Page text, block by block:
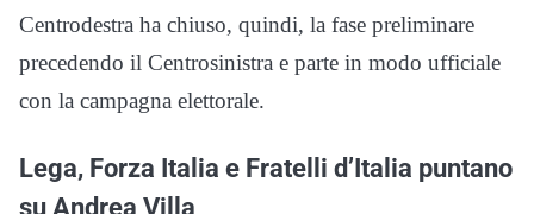
Centrodestra ha chiuso, quindi, la fase preliminare
precedendo il Centrosinistra e parte in modo ufficiale
con la campagna elettorale.
Lega, Forza Italia e Fratelli d’Italia puntano
su Andrea Villa